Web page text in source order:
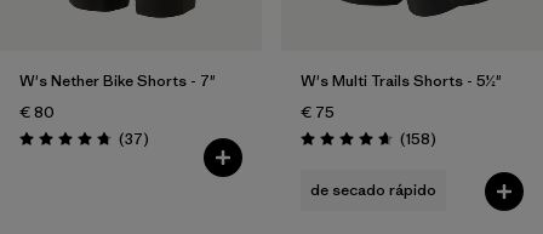
W's Nether Bike Shorts - 7"
€ 80
Puntuación: 4.8 / 5
(37Reseñas
)
W's Multi Trails Shorts - 5½"
€ 75
Puntuación: 4.7 / 5
(158Reseñas
)
de secado rápido